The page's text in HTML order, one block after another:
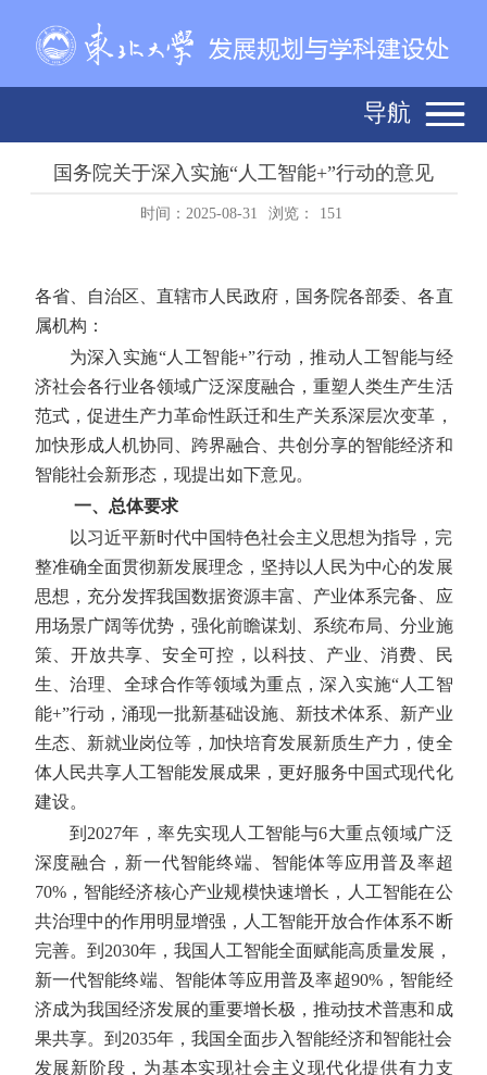
导航
国务院关于深入实施“人工智能+”行动的意见
时间：2025-08-31 浏览： 151
各省、自治区、直辖市人民政府，国务院各部委、各直
属机构：
为深入实施“人工智能+”行动，推动人工智能与经
济社会各行业各领域广泛深度融合，重塑人类生产生活
范式，促进生产力革命性跃迁和生产关系深层次变革，
加快形成人机协同、跨界融合、共创分享的智能经济和
智能社会新形态，现提出如下意见。
一、总体要求
以习近平新时代中国特色社会主义思想为指导，完
整准确全面贯彻新发展理念，坚持以人民为中心的发展
思想，充分发挥我国数据资源丰富、产业体系完备、应
用场景广阔等优势，强化前瞻谋划、系统布局、分业施
策、开放共享、安全可控，以科技、产业、消费、民
生、治理、全球合作等领域为重点，深入实施“人工智
能+”行动，涌现一批新基础设施、新技术体系、新产业
生态、新就业岗位等，加快培育发展新质生产力，使全
体人民共享人工智能发展成果，更好服务中国式现代化
建设。
到2027年，率先实现人工智能与6大重点领域广泛
深度融合，新一代智能终端、智能体等应用普及率超
70%，智能经济核心产业规模快速增长，人工智能在公
共治理中的作用明显增强，人工智能开放合作体系不断
完善。到2030年，我国人工智能全面赋能高质量发展，
新一代智能终端、智能体等应用普及率超90%，智能经
济成为我国经济发展的重要增长极，推动技术普惠和成
果共享。到2035年，我国全面步入智能经济和智能社会
发展新阶段，为基本实现社会主义现代化提供有力支